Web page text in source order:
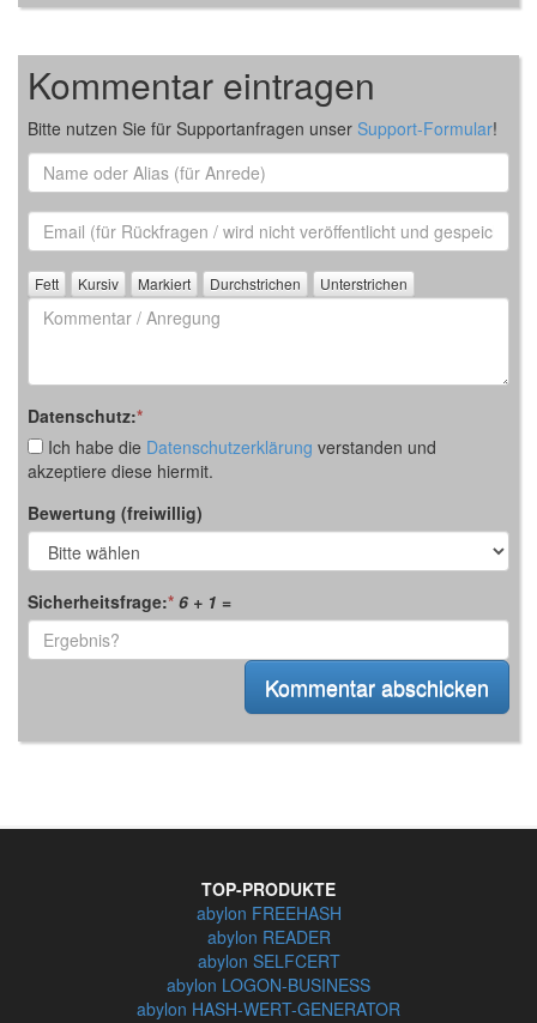
Kommentar eintragen
Bitte nutzen Sie für Supportanfragen unser Support-Formular!
Name
oder
Alias
Email
(für
Rückfrage)
Kommentar
/
Anregung
Datenschutz:*
Ich habe die Datenschutzerklärung verstanden und
akzeptiere diese hiermit.
Bewertung (freiwillig)
Sicherheitsfrage:* 6 + 1 =
TOP-PRODUKTE
abylon FREEHASH
abylon READER
abylon SELFCERT
abylon LOGON-BUSINESS
abylon HASH-WERT-GENERATOR